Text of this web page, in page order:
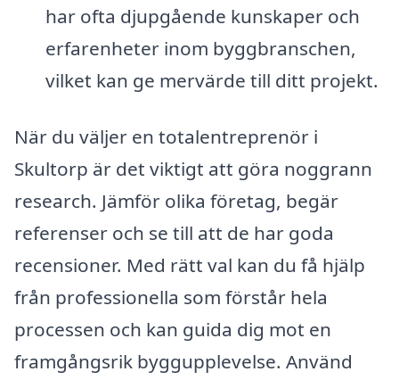
har ofta djupgående kunskaper och
erfarenheter inom byggbranschen,
vilket kan ge mervärde till ditt projekt.
När du väljer en totalentreprenör i
Skultorp är det viktigt att göra noggrann
research. Jämför olika företag, begär
referenser och se till att de har goda
recensioner. Med rätt val kan du få hjälp
från professionella som förstår hela
processen och kan guida dig mot en
framgångsrik byggupplevelse. Använd